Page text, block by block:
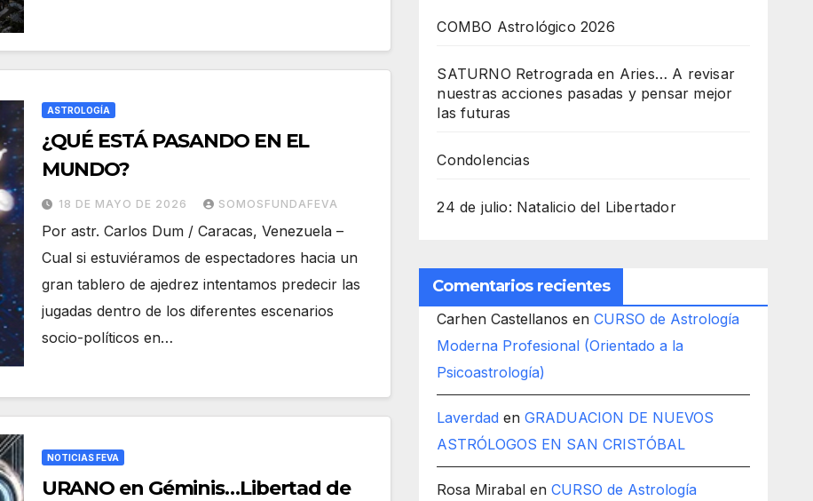
ASTROLOGÍA
¿QUÉ ESTÁ PASANDO EN EL
MUNDO?
18 DE MAYO DE 2026 SOMOSFUNDAFEVA
Por astr. Carlos Dum / Caracas, Venezuela –
Cual si estuviéramos de espectadores hacia un
gran tablero de ajedrez intentamos predecir las
jugadas dentro de los diferentes escenarios
socio-políticos en…
NOTICIAS FEVA
URANO en Géminis…Libertad de
COMBO Astrológico 2026
SATURNO Retrograda en Aries… A revisar
nuestras acciones pasadas y pensar mejor
las futuras
Condolencias
24 de julio: Natalicio del Libertador
Comentarios recientes
Carhen Castellanos enCURSO de Astrología
Moderna Profesional (Orientado a la
Psicoastrología)
Laverdad enGRADUACION DE NUEVOS
ASTRÓLOGOS EN SAN CRISTÓBAL
Rosa Mirabal enCURSO de Astrología